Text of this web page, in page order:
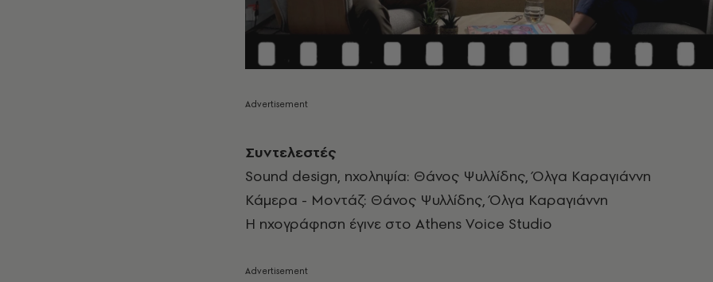
Συντελεστές
Sound design, ηχοληψία: Θάνος Ψυλλίδης, Όλγα Καραγιάννη
Κάμερα - Μοντάζ: Θάνος Ψυλλίδης, Όλγα Καραγιάννη
Η ηχογράφηση έγινε στο Athens Voice Studio